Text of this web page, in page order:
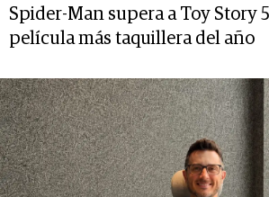
Spider-Man supera a Toy Story
película más taquillera del año